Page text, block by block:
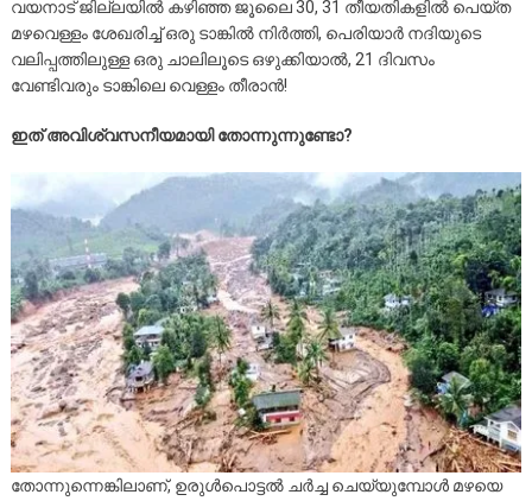
വയനാട് ജില്ലയിൽ കഴിഞ്ഞ ജൂലൈ 30, 31 തീയതികളിൽ പെയ്ത
മഴവെള്ളം ശേഖരിച്ച് ഒരു ടാങ്കിൽ നിർത്തി, പെരിയാർ നദിയുടെ
വലിപ്പത്തിലുള്ള ഒരു ചാലിലൂടെ ഒഴുക്കിയാൽ, 21 ദിവസം
വേണ്ടിവരും ടാങ്കിലെ വെള്ളം തീരാൻ!
ഇത് അവിശ്വസനീയമായി തോന്നുന്നുണ്ടോ?
തോന്നുന്നെങ്കിലാണ്, ഉരുൾപൊട്ടൽ ചർച്ച ചെയ്യുമ്പോൾ മഴയെ